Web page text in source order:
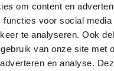
om content en
functies voor social media
te analyseren. Ook
van onze site met
en analyse.
heerlijke zonnige dag
tegen de zon
tijdens
vergeet ook